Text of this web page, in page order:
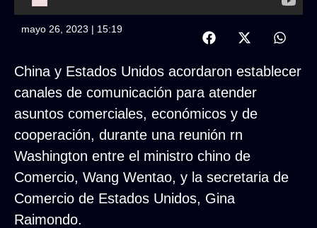
mayo 26, 2023 | 15:19
China y Estados Unidos acordaron establecer
canales de comunicación para atender
asuntos comerciales, económicos y de
cooperación, durante una reunión rn
Washington entre el ministro chino de
Comercio, Wang Wentao, y la secretaria de
Comercio de Estados Unidos, Gina
Raimondo.
Failed to initialize plugin: wplink